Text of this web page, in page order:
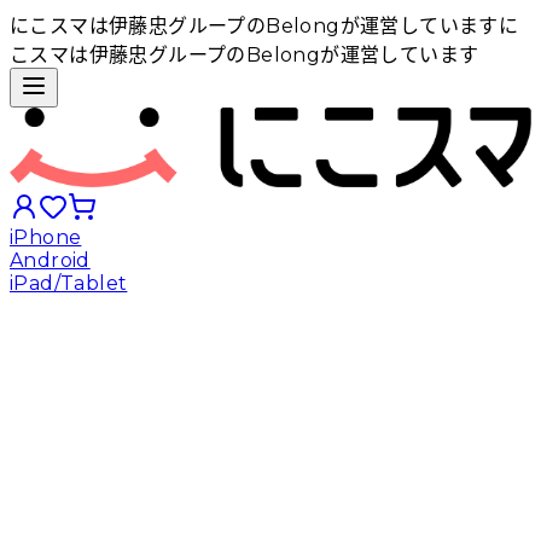
にこスマは伊藤忠グループのBelongが運営しています に
こスマは伊藤忠グループのBelongが運営しています
iPhone
Android
iPad/Tablet